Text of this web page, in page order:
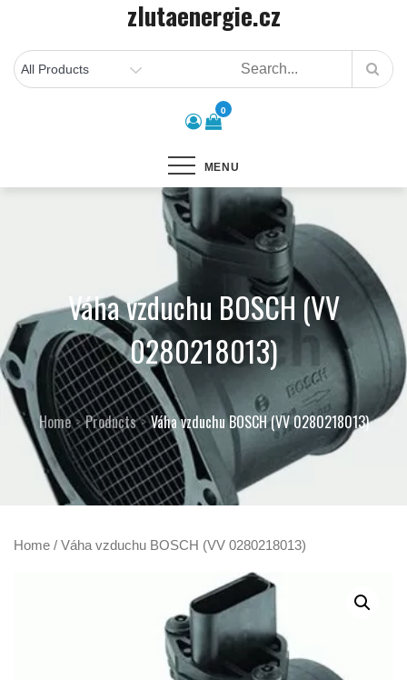
content
zlutaenergie.cz
0
MENU
Váha vzduchu BOSCH (VV
0280218013)
Home Products Váha vzduchu BOSCH (VV 0280218013)
Home / Váha vzduchu BOSCH (VV 0280218013)